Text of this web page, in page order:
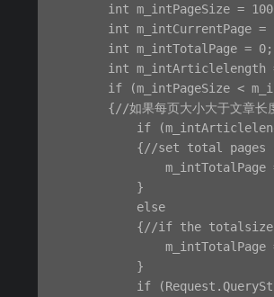
int m_intPageSize =
int m_intCurrentPage =
        int m_intTotalPage = 0;
int m_intArticlelength
if (m_intPageSize <
{//如果每页大小大于文章长
if
{//set total pages
m_intTotalPage
            }
            else
            {//if the totalsize
m_intTotalPage
            }
if